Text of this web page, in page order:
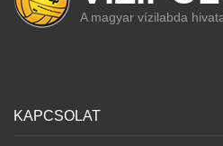
A magyar vízilabda
KAPCSOLAT